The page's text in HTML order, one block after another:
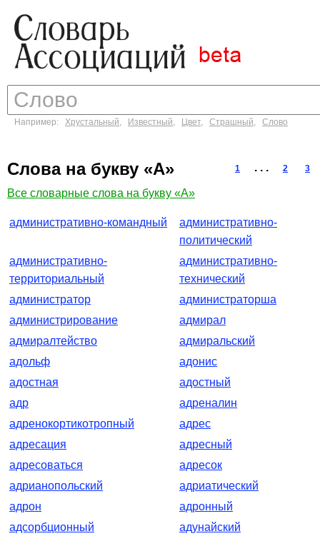
Например: Хрустальный, Известный, Цвет, Страшный, Слово
Слова на букву «А» 1 . . . 2 3
Все словарные слова на букву «А»
административно-командный
административно-
политический
административно-
территориальный
административно-
технический
администратор
администраторша
администрирование
адмирал
адмиралтейство
адмиральский
адольф
адонис
адостная
адостный
адр
адреналин
адренокортикотропный
адрес
адресация
адресный
адресоваться
адресок
адрианопольский
адриатический
адрон
адронный
адсорбционный
адунайский